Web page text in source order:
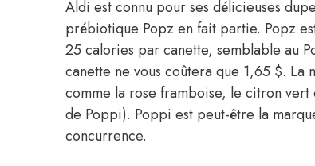
Aldi est connu pour ses délicieuses
prébiotique Popz en fait partie. Popz
25 calories par canette, semblable au
canette ne vous coûtera que 1,65 $. La
comme la rose framboise, le citron
de Poppi). Poppi est peut-être la
concurrence.